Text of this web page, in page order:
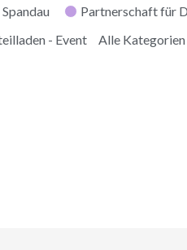
Partnerschaft für
- Event
Alle Kategorien